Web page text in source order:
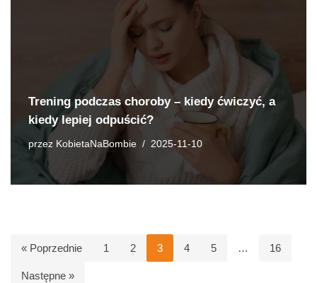
Trening podczas choroby – kiedy ćwiczyć, a
kiedy lepiej odpuścić?
przez KobietaNaBombie 2025-11-10
« Poprzednie 1 2 3 4 5 … 16
Następne »